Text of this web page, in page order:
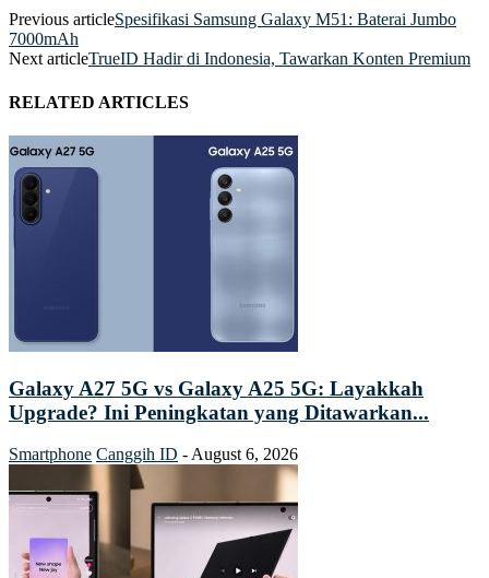
Previous articleSpesifikasi Samsung Galaxy M51: Baterai Jumbo
7000mAh
Next articleTrueID Hadir di Indonesia, Tawarkan Konten Premium
RELATED ARTICLES
Galaxy A27 5G vs Galaxy A25 5G: Layakkah
Upgrade? Ini Peningkatan yang Ditawarkan...
Smartphone Canggih ID - August 6, 2026